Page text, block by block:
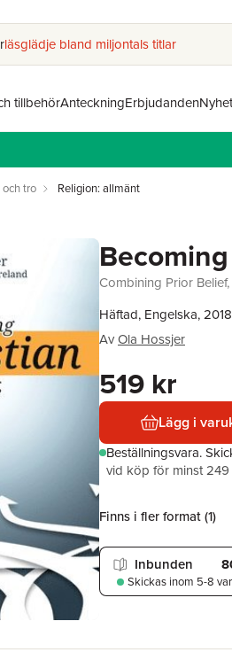
läsglädje bland miljontals titlar
tillbehörAnteckningErbjudanden
tro Religion: allmänt
Combining Prior
Häftad, Engelska, 2018
AvOla Hossjer
519 kr
Lägg i
Beställningsvara.
vid köp för minst 249
Finns i fler format (1)
Inbunden
Skickas inom 5-8